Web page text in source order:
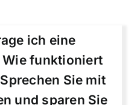
ich eine
Wie funktioniert
Sie mit
und sparen Sie